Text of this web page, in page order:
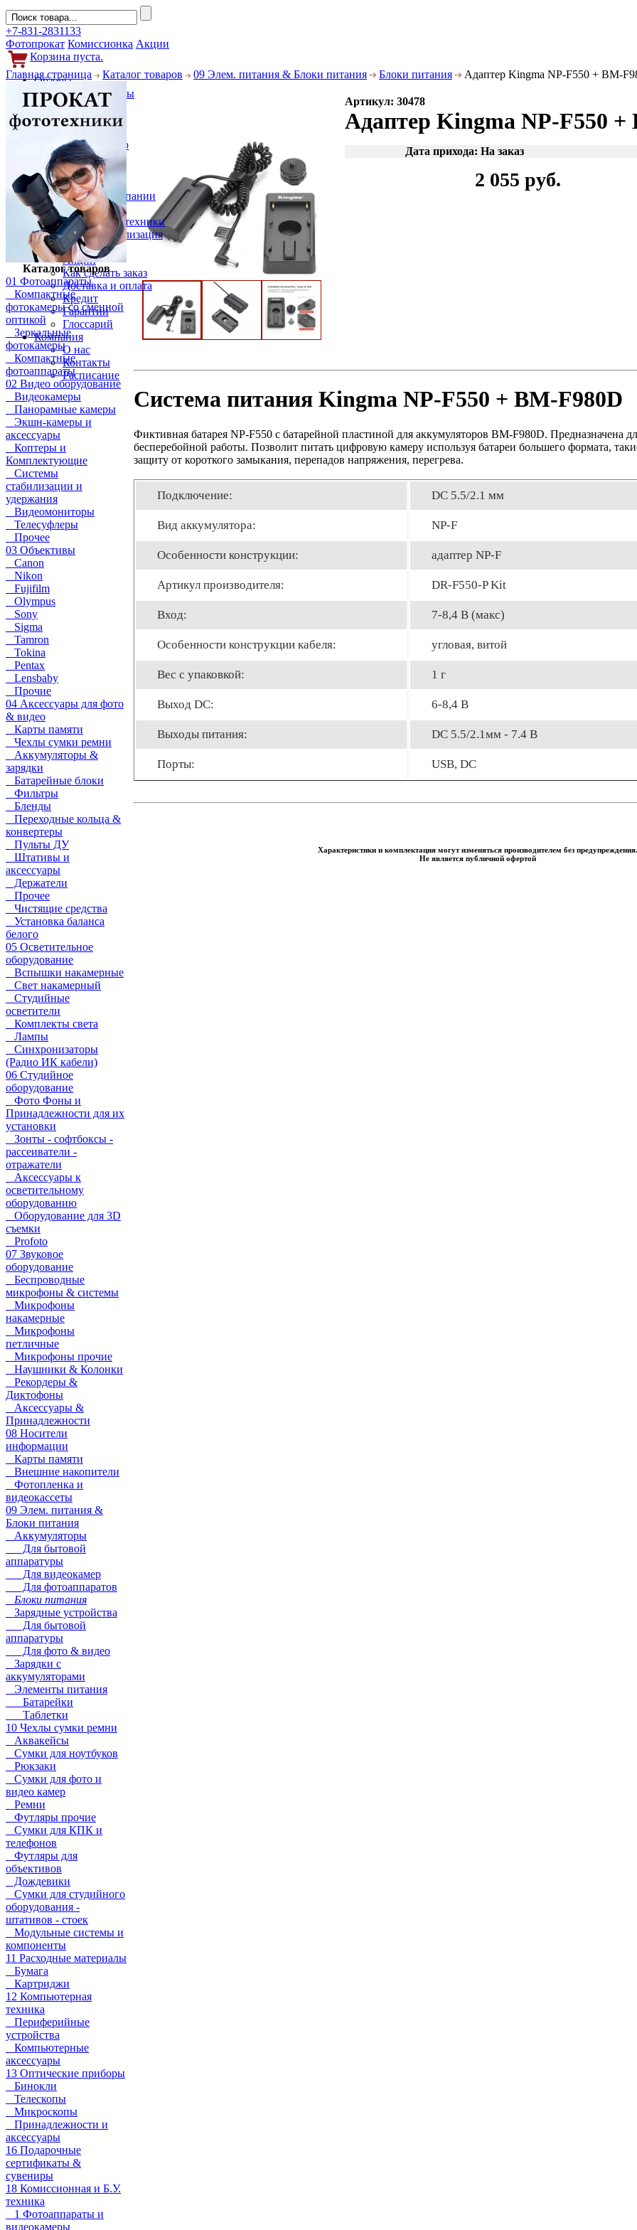
+7-831-2831133
Фотопрокат Комиссионка Акции
Корзина пуста.
Обзоры
Фотоаппараты
Объективы
Фильтры
Фото и видео
Гаджеты
Аксессуары
Слухи
Новости компании
Услуги
Прокат фототехники
Выкуп и реализация
Покупателям
Акции
Как сделать заказ
Доставка и оплата
Кредит
Гарантии
Глоссарий
Компания
О нас
Контакты
Расписание
Главная страница Каталог товаров 09 Элем. питания & Блоки питания Блоки питания Адаптер Kingma NP-F550 + BM-
Каталог товаров
01 Фотоаппараты
Компактные
фотокамеры со сменной
оптикой
Зеркальные
фотокамеры
Компактные
фотоаппараты
02 Видео оборудование
Видеокамеры
Панорамные камеры
Экшн-камеры и
аксессуары
Коптеры и
Комплектующие
Системы
стабилизации и
удержания
Видеомониторы
Телесуфлеры
Прочее
03 Объективы
Canon
Nikon
Fujifilm
Olympus
Sony
Sigma
Tamron
Tokina
Pentax
Lensbaby
Прочие
04 Аксессуары для фото
& видео
Карты памяти
Чехлы сумки ремни
Аккумуляторы &
зарядки
Батарейные блоки
Фильтры
Бленды
Переходные кольца &
конвертеры
Пульты ДУ
Штативы и
аксессуары
Держатели
Прочее
Чистящие средства
Установка баланса
белого
05 Осветительное
оборудование
Вспышки накамерные
Свет накамерный
Студийные
осветители
Комплекты света
Лампы
Синхронизаторы
(Радио ИК кабели)
06 Студийное
оборудование
Фото Фоны и
Принадлежности для их
установки
Зонты - софтбоксы -
рассеиватели -
отражатели
Аксессуары к
осветительному
оборудованию
Оборудование для 3D
съемки
Profoto
07 Звуковое
оборудование
Беспроводные
микрофоны & системы
Микрофоны
накамерные
Микрофоны
петличные
Микрофоны прочие
Наушники & Колонки
Рекордеры &
Диктофоны
Аксессуары &
Принадлежности
08 Носители
информации
Карты памяти
Внешние накопители
Фотопленка и
видеокассеты
09 Элем. питания &
Блоки питания
Аккумуляторы
Для бытовой
аппаратуры
Для видеокамер
Для фотоаппаратов
Блоки питания
Зарядные устройства
Для бытовой
аппаратуры
Для фото & видео
Зарядки с
аккумуляторами
Элементы питания
Батарейки
Таблетки
10 Чехлы сумки ремни
Аквакейсы
Сумки для ноутбуков
Рюкзаки
Сумки для фото и
видео камер
Ремни
Футляры прочие
Сумки для КПК и
телефонов
Футляры для
объективов
Дождевики
Сумки для студийного
оборудования -
штативов - стоек
Модульные системы и
компоненты
11 Расходные материалы
Бумага
Картриджи
12 Компьютерная
техника
Периферийные
устройства
Компьютерные
аксессуары
13 Оптические приборы
Бинокли
Телескопы
Микроскопы
Принадлежности и
аксессуары
16 Подарочные
сертификаты &
сувениры
18 Комиссионная и Б.У.
техника
1 Фотоаппараты и
видеокамеры
Артикул: 30478
Адаптер Kingma NP-F550 +
Дата прихода: На заказ
2 055 руб.
Система питания Kingma NP-F550 + BM-F980D
Фиктивная батарея NP-F550 с батарейной пластиной для аккумуляторов BM-F980D. Предназначена
бесперебойной работы. Позволит питать цифровую камеру используя батареи большего формата,
защиту от короткого замыкания, перепадов напряжения, перегрева.
Подключение: DC 5.5/2.1 мм
Вид аккумулятора: NP-F
Особенности конструкции: адаптер NP-F
Артикул производителя: DR-F550-P Kit
Вход: 7-8,4 В (макс)
Особенности конструкции кабеля: угловая, витой
Вес с упаковкой: 1 г
Выход DC: 6-8,4 В
Выходы питания: DC 5.5/2.1мм - 7.4 В
Порты: USB, DC
Характеристики и комплектация могут изменяться производителем без предупреждения.
Не является публичной офертой